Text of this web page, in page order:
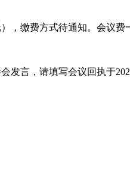
，缴费方式待通知。会议
发言，请填写会议回执于